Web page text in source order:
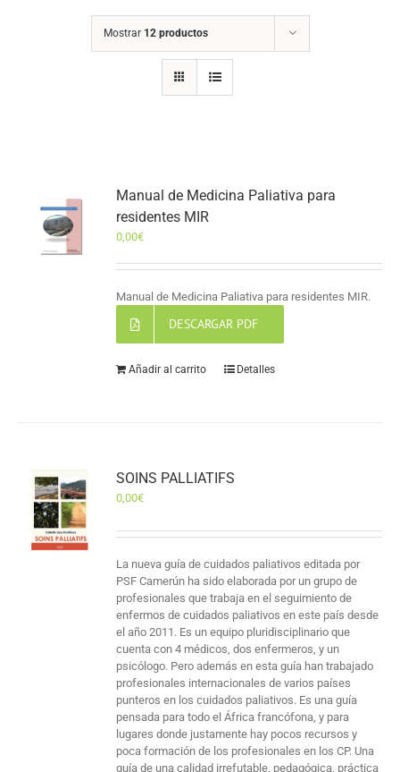
Mostrar 12 productos
Manual de Medicina Paliativa para
residentes MIR
0,00€
Manual de Medicina Paliativa para residentes MIR.
DESCARGAR PDF
Añadir al carrito Detalles
SOINS PALLIATIFS
0,00€
La nueva guía de cuidados paliativos editada por
PSF Camerún ha sido elaborada por un grupo de
profesionales que trabaja en el seguimiento de
enfermos de cuidados paliativos en este país desde
el año 2011. Es un equipo pluridisciplinario que
cuenta con 4 médicos, dos enfermeros, y un
psicólogo. Pero además en esta guía han trabajado
profesionales internacionales de varios países
punteros en los cuidados paliativos. Es una guía
pensada para todo el África francófona, y para
lugares donde justamente hay pocos recursos y
poca formación de los profesionales en los CP. Una
guía de una calidad irrefutable, pedagógica, práctica